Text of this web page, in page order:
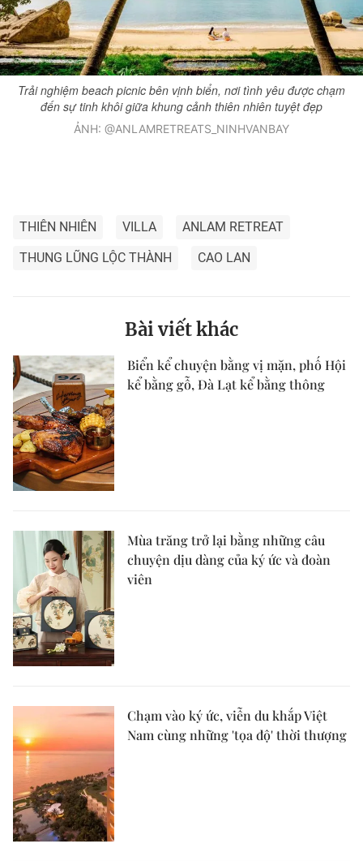
Trải nghiệm beach picnic bên vịnh biển, nơi tình yêu được chạm
đến sự tinh khôi giữa khung cảnh thiên nhiên tuyệt đẹp
ẢNH: @ANLAMRETREATS_NINHVANBAY
THIÊN NHIÊN VILLA
ANLAM RETREAT
THUNG LŨNG LỘC THÀNH
CAO LAN
Bài viết khác
Biển kể chuyện bằng vị mặn, phố Hội
kể bằng gỗ, Đà Lạt kể bằng thông
Mùa trăng trở lại bằng những câu
chuyện dịu dàng của ký ức và đoàn
viên
Chạm vào ký ức, viễn du khắp Việt
Nam cùng những 'tọa độ' thời thượng